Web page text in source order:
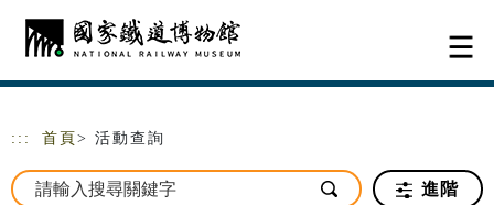
跳到主要內容
網站導覽
::: 首頁 > 活動查詢
進階